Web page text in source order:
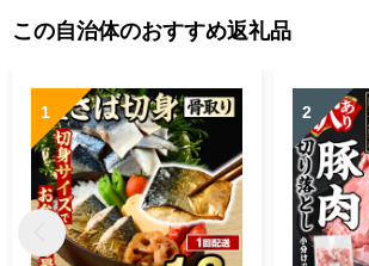
この自治体のおすすめ返礼品
1 2